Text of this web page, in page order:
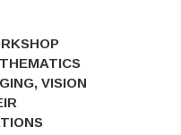
VISION